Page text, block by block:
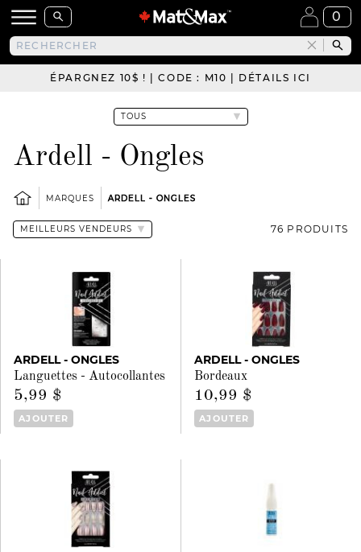
0
ÉPARGNEZ 10$ ! | CODE : M10 | DÉTAILS ICI
Ardell - Ongles
MARQUES ARDELL - ONGLES
76 PRODUITS
ARDELL - ONGLES
Languettes - Autocollantes
5,99 $
AJOUTER
ARDELL - ONGLES
Bordeaux
10,99 $
AJOUTER